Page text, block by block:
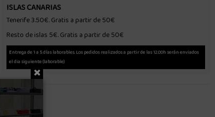
ISLAS CANARIAS
Tenerife 3.50€. Gratis a partir de 50€
Resto de islas 5€. Gratis a partir de 50€
Entrega de 1 a 5 días laborables. Los pedidos realizados a partir de las 12.00h serán enviados
el dia siguiente (laborable)